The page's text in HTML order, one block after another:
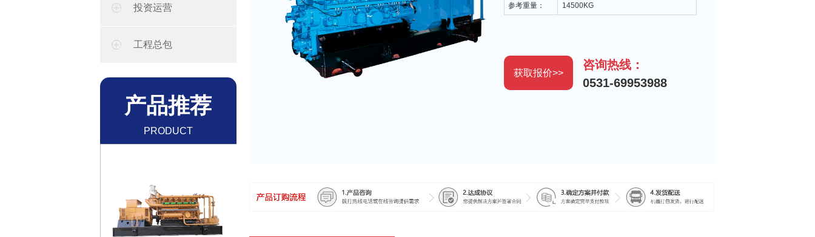
参考重量： 14500KG
获取报价>>
咨询热线：
0531-69953988
投资运营
工程总包
产品推荐
PRODUCT
气机组
了解更多+